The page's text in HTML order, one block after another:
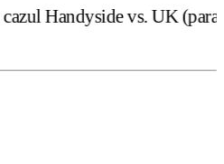
UK (para 49),